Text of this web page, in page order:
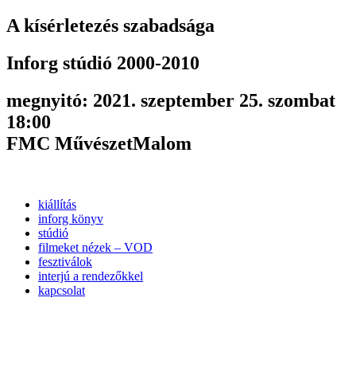
A kísérletezés szabadsága
Inforg stúdió 2000-2010
megnyitó: 2021. szeptember 25. szombat
18:00
FMC MűvészetMalom
kiállítás
inforg könyv
stúdió
filmeket nézek – VOD
fesztiválok
interjú a rendezőkkel
kapcsolat